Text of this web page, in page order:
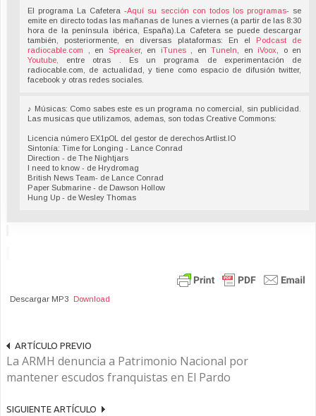
El programa La Cafetera -Aquí su sección con todos los programas- se
emite en directo todas las mañanas de lunes a viernes (a partir de las 8:30
hora de la península ibérica, España).La Cafetera se puede descargar
también, posteriormente, en diversas plataformas: En el
Podcast de
radiocable.com
, en Spreaker, en iTunes , enTuneIn , en iVoox , o en
Youtube,
entre otras . Es un programa de experimentación de
radiocable.com, de actualidad, y tiene como espacio de difusión twitter,
facebook y otras redes sociales.
♪ Músicas: Como sabes este es un programa no comercial, sin publicidad.
Las musicas que utilizamos, ademas, son todas Creative Commons:
Licencia número EX1pOL del gestor de derechos Artlist.IO
Sintonía: Time for Longing - Lance Conrad
Direction - de The Nightjars
I need to know - de Hrydromag
British News Team- de Lance Conrad
Paper Submarine - de Dawson Hollow
Hung Up - de Wesley Thomas
Descargar MP3 Download
ARTÍCULO PREVIO
La ARMH denuncia a Patrimonio Nacional por
mantener escudos franquistas en El Pardo
SIGUIENTE ARTÍCULO